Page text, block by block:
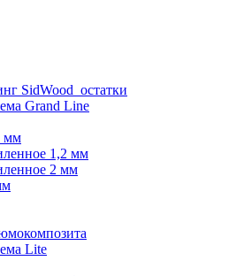
SidWood_остатки
Grand Line
мм
1,2 мм
2 мм
Lite